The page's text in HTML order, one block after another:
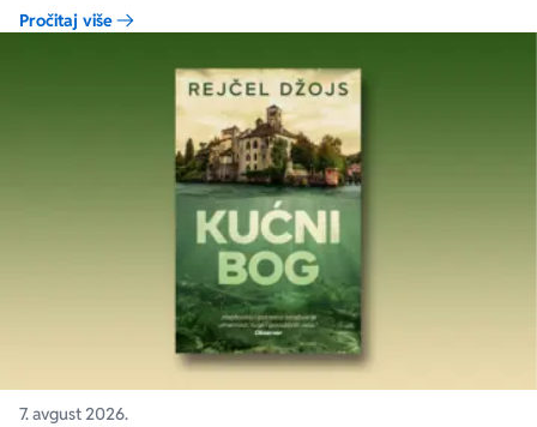
priložene ilustracije govore više od reči, a ono što je nacrtano često
Pročitaj više
7. avgust 2026.